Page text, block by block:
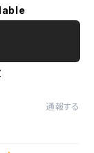
通報する